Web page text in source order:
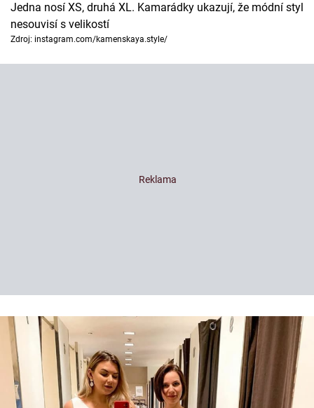
Jedna nosí XS, druhá XL. Kamarádky ukazují, že módní styl
nesouvisí s velikostí
Zdroj: instagram.com/kamenskaya.style/